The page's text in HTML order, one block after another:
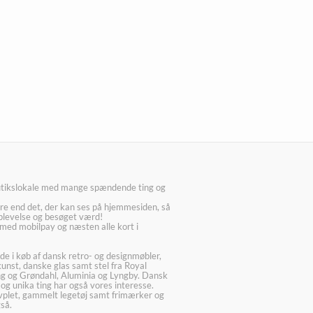
med mange spændende ting og
end det, der kan ses på hjemmesiden, så
og besøget værd!
mobilpay og næsten alle kort i
i køb af dansk retro- og designmøbler,
danske glas samt stel fra Royal
og Grøndahl, Aluminia og Lyngby. Dansk
unika ting har også vores interesse.
gammelt legetøj samt frimærker og